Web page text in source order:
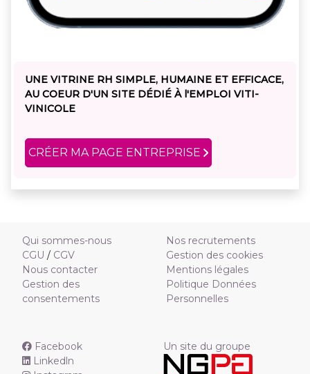
UNE VITRINE RH SIMPLE, HUMAINE ET EFFICACE,
AU COEUR D'UN SITE DÉDIÉ À l'EMPLOI VITI-
VINICOLE
CRÉER MA PAGE ENTREPRISE
Qui sommes-nous
CGU / CGV
Nous contacter
Gestion des
consentements
Nos recrutements
Gestion des cookies
Mentions légales
Politique Données
Personnelles
Facebook
Linkedln
Un site du groupe